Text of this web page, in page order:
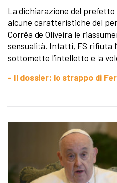
La dichiarazione del prefetto
alcune caratteristiche del
Corrêa de Oliveira le
sensualità. Infatti, FS rifiuta
sottomette l’intelletto e la
- Il dossier: lo strappo di